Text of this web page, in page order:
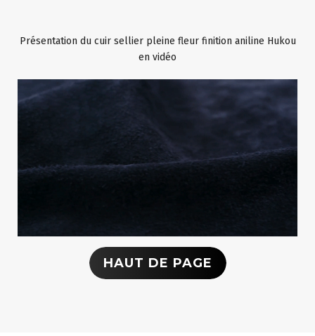
Présentation du cuir sellier pleine fleur finition aniline Hukou
en vidéo
HAUT DE PAGE